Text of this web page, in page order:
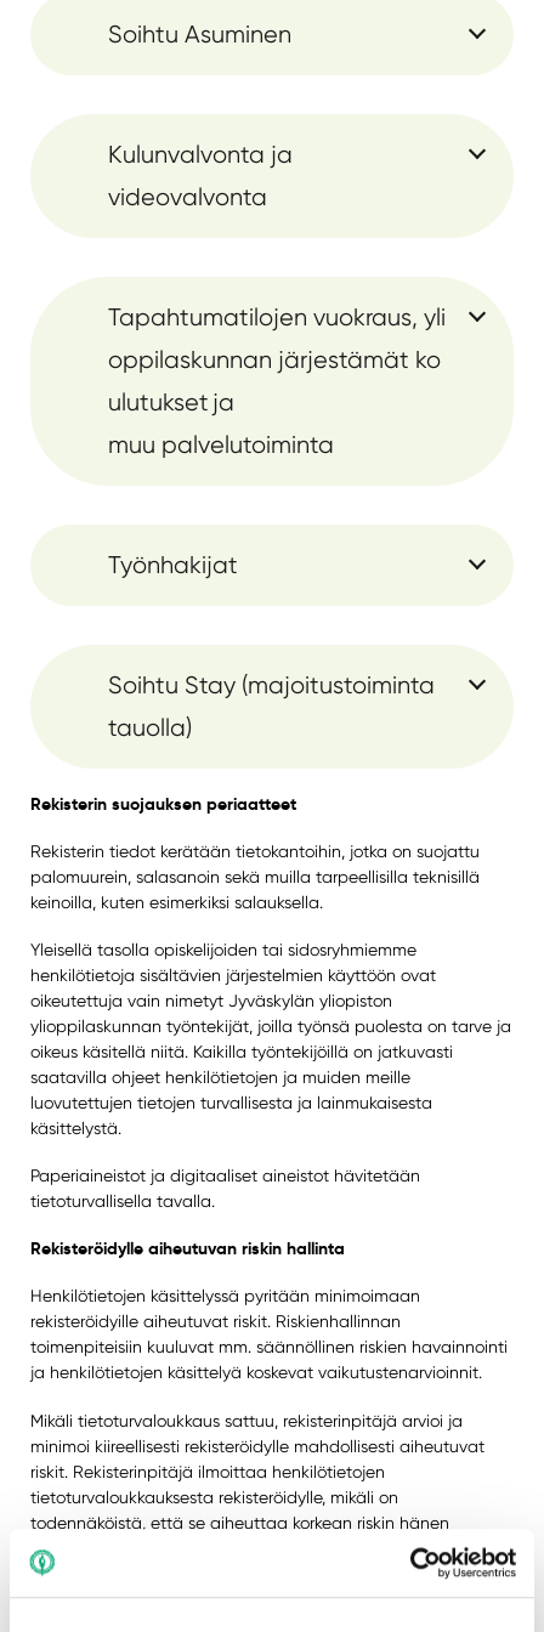
Soihtu Asuminen
Kulunvalvonta ja
videovalvonta
Tapahtumatilojen vuokraus, yli
oppilaskunnan järjestämät ko
ulutukset ja
muu palvelutoiminta
Työnhakijat
Soihtu Stay (majoitustoiminta
tauolla)
Rekisterin suojauksen periaatteet
Rekisterin tiedot kerätään tietokantoihin, jotka on suojattu
palomuurein, salasanoin sekä muilla tarpeellisilla teknisillä
keinoilla, kuten esimerkiksi salauksella.
Yleisellä tasolla opiskelijoiden tai sidosryhmiemme
henkilötietoja sisältävien järjestelmien käyttöön ovat
oikeutettuja vain nimetyt Jyväskylän yliopiston
ylioppilaskunnan työntekijät, joilla työnsä puolesta on tarve ja
oikeus käsitellä niitä. Kaikilla työntekijöillä on jatkuvasti
saatavilla ohjeet henkilötietojen ja muiden meille
luovutettujen tietojen turvallisesta ja lainmukaisesta
käsittelystä.
Paperiaineistot ja digitaaliset aineistot hävitetään
tietoturvallisella tavalla.
Rekisteröidylle aiheutuvan riskin hallinta
Henkilötietojen käsittelyssä pyritään minimoimaan
rekisteröidyille aiheutuvat riskit. Riskienhallinnan
toimenpiteisiin kuuluvat mm. säännöllinen riskien havainnointi
ja henkilötietojen käsittelyä koskevat vaikutustenarvioinnit.
Mikäli tietoturvaloukkaus sattuu, rekisterinpitäjä arvioi ja
minimoi kiireellisesti rekisteröidylle mahdollisesti aiheutuvat
riskit. Rekisterinpitäjä ilmoittaa henkilötietojen
tietoturvaloukkauksesta rekisteröidylle, mikäli on
todennäköistä, että se aiheuttaa korkean riskin hänen
oikeuksilleen ja vapauksilleen.
Rekisteröityjen oikeudet ja oikeuksien käyttäminen